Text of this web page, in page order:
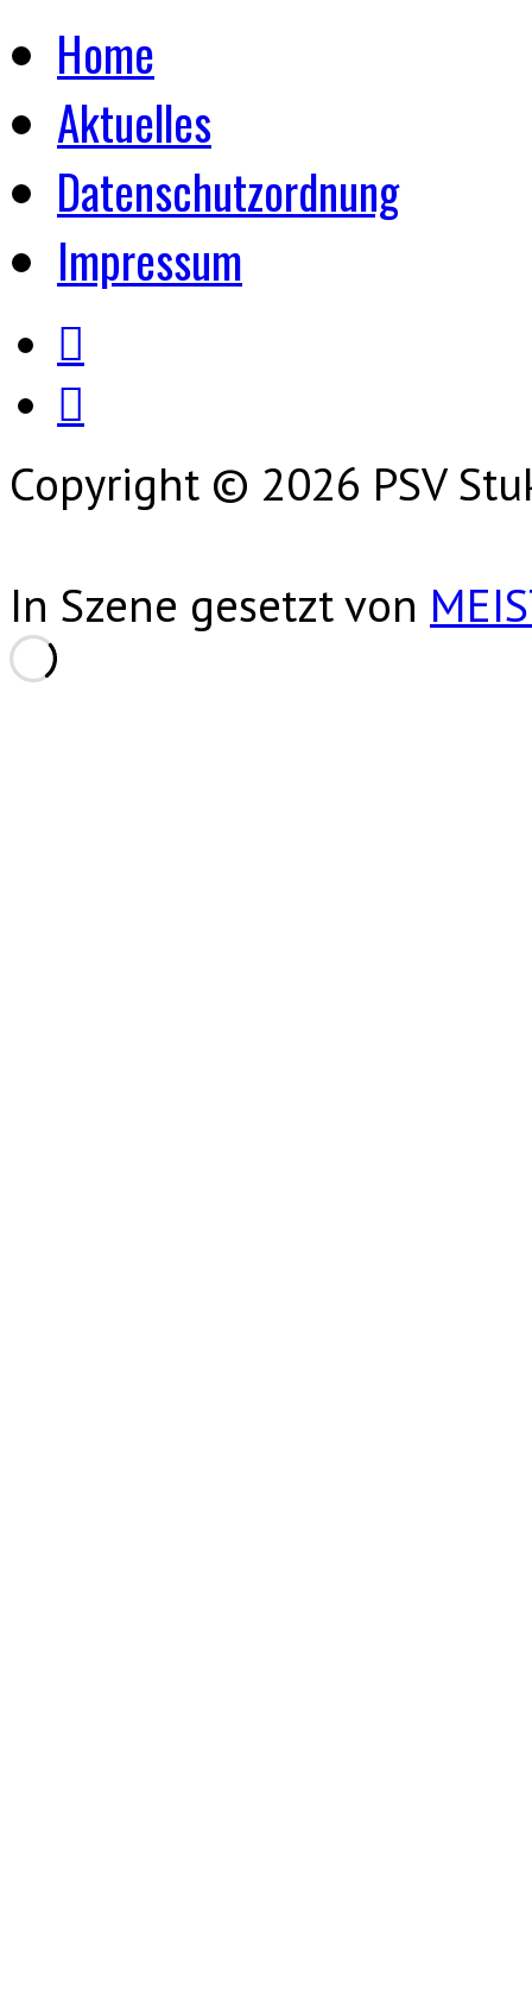
Home
Aktuelles
Datenschutzordnung
Impressum
Copyright © 2026 PSV
In Szene gesetzt von